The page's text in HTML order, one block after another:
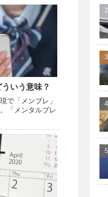
ういう意味？
で「メンブレ」
「メンタルブレ